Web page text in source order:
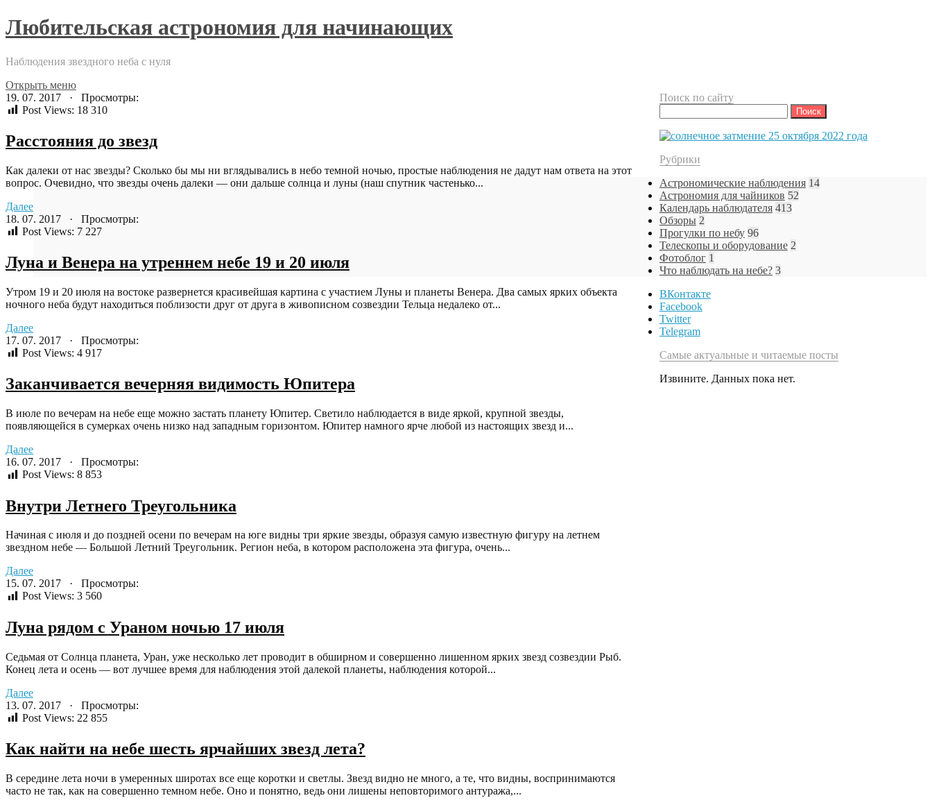
Любительская астрономия для начинающих
Наблюдения звездного неба с нуля
Открыть меню
19. 07. 2017 · Просмотры:
Post Views: 18 310
Расстояния до звезд
Как далеки от нас звезды? Сколько бы мы ни вглядывались в небо темной ночью, простые наблюдения не дадут нам ответа на этот
вопрос. Очевидно, что звезды очень далеки — они дальше солнца и луны (наш спутник частенько...
Далее
18. 07. 2017 · Просмотры:
Post Views: 7 227
Луна и Венера на утреннем небе 19 и 20 июля
Утром 19 и 20 июля на востоке развернется красивейшая картина с участием Луны и планеты Венера. Два самых ярких объекта
ночного неба будут находиться поблизости друг от друга в живописном созвездии Тельца недалеко от...
Далее
17. 07. 2017 · Просмотры:
Post Views: 4 917
Заканчивается вечерняя видимость Юпитера
В июле по вечерам на небе еще можно застать планету Юпитер. Светило наблюдается в виде яркой, крупной звезды,
появляющейся в сумерках очень низко над западным горизонтом. Юпитер намного ярче любой из настоящих звезд и...
Далее
16. 07. 2017 · Просмотры:
Post Views: 8 853
Внутри Летнего Треугольника
Начиная с июля и до поздней осени по вечерам на юге видны три яркие звезды, образуя самую известную фигуру на летнем
звездном небе — Большой Летний Треугольник. Регион неба, в котором расположена эта фигура, очень...
Далее
15. 07. 2017 · Просмотры:
Post Views: 3 560
Луна рядом с Ураном ночью 17 июля
Седьмая от Солнца планета, Уран, уже несколько лет проводит в обширном и совершенно лишенном ярких звезд созвездии Рыб.
Конец лета и осень — вот лучшее время для наблюдения этой далекой планеты, наблюдения которой...
Далее
13. 07. 2017 · Просмотры:
Post Views: 22 855
Как найти на небе шесть ярчайших звезд лета?
В середине лета ночи в умеренных широтах все еще коротки и светлы. Звезд видно не много, а те, что видны, воспринимаются
часто не так, как на совершенно темном небе. Оно и понятно, ведь они лишены неповторимого антуража,...
Поиск по сайту
Рубрики
Астрономические наблюдения 14
Астрономия для чайников 52
Календарь наблюдателя 413
Обзоры 2
Прогулки по небу 96
Телескопы и оборудование 2
Фотоблог 1
Что наблюдать на небе? 3
ВКонтакте
Facebook
Twitter
Telegram
Самые актуальные и читаемые посты
Извините. Данных пока нет.